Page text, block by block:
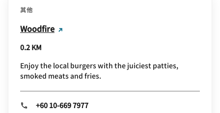
其他
Woodfire
0.2 KM
Enjoy the local burgers with the juiciest patties,
smoked meats and fries.
+60 10-669 7977